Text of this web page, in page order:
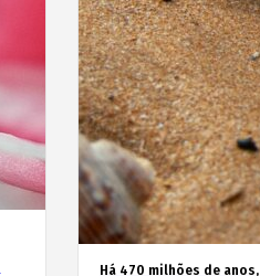
Há 470 milhões de anos,